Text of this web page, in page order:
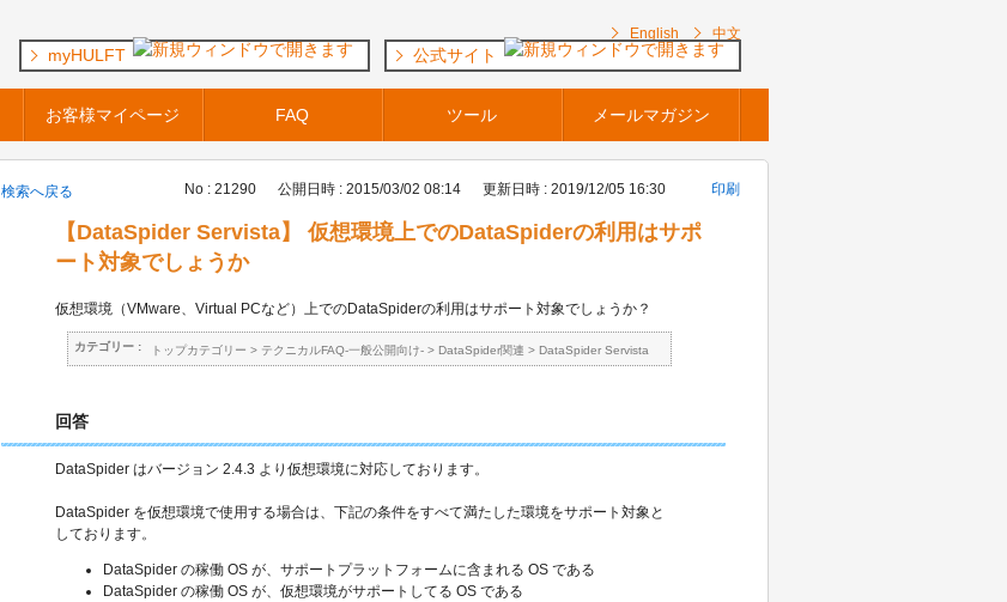
English 中文
お客様マイページ FAQ ツール メールマガジン
myHULFT 公式サイト
検索へ戻る No : 21290 公開日時 : 2015/03/02 08:14 更新日時 : 2019/12/05 16:30 印刷
【DataSpider Servista】 仮想環境上でのDataSpiderの利用はサポ
ート対象でしょうか
仮想環境（VMware、Virtual PCなど）上でのDataSpiderの利用はサポート対象でしょうか？
カテゴリー : トップカテゴリー > テクニカルFAQ-一般公開向け-> DataSpider関連 > DataSpider Servista
回答
DataSpider はバージョン 2.4.3 より仮想環境に対応しております。
DataSpider を仮想環境で使用する場合は、下記の条件をすべて満たした環境をサポート対象と
しております。
DataSpider の稼働 OS が、サポートプラットフォームに含まれる OS である
DataSpider の稼働 OS が、仮想環境がサポートしてる OS である